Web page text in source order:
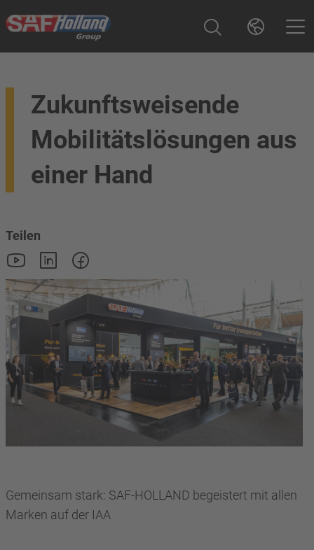
Zukunftsweisende
Mobilitätslösungen aus
einer Hand
Teilen
Gemeinsam stark: SAF-HOLLAND begeistert mit allen
Marken auf der IAA